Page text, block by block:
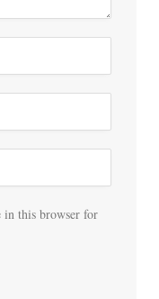
in this browser for